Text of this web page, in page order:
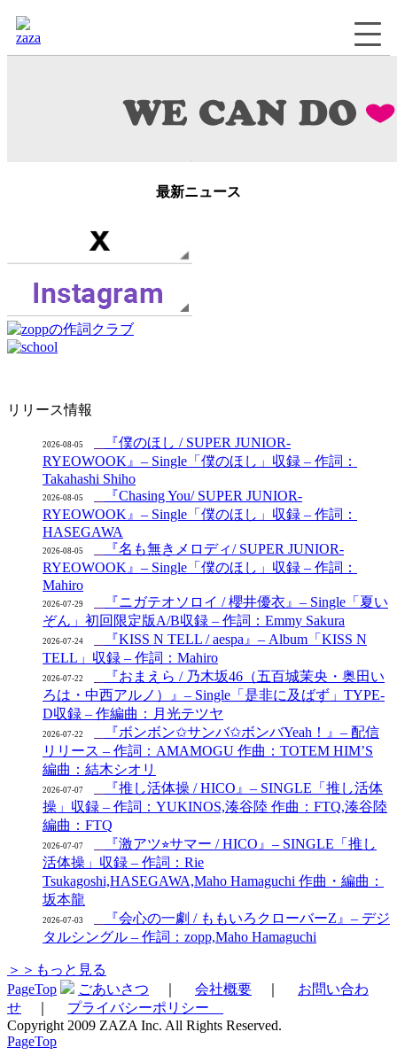
最新ニュース
リリース情報
2026-08-05
『僕のほし / SUPER JUNIOR-
RYEOWOOK』– Single「僕のほし」収録 – 作詞：
Takahashi Shiho
2026-08-05
『Chasing You/ SUPER JUNIOR-
RYEOWOOK』– Single「僕のほし」収録 – 作詞：
HASEGAWA
2026-08-05
『名も無きメロディ/ SUPER JUNIOR-
RYEOWOOK』– Single「僕のほし」収録 – 作詞：
Mahiro
2026-07-29
『ニガテオソロイ / 櫻井優衣』– Single「夏い
ぞん」初回限定版A/B収録 – 作詞：Emmy Sakura
2026-07-24
『KISS N TELL / aespa』– Album「KISS N
TELL」収録 – 作詞：Mahiro
2026-07-22
『おまえら / 乃木坂46（五百城茉央・奥田い
ろは・中西アルノ）』– Single「是非に及ばず」TYPE-
D収録 – 作編曲：月光テツヤ
2026-07-22
『ボンボン✩サンバ✩ボンバYeah！』– 配信
リリース – 作詞：AMAMOGU 作曲：TOTEM HIM’S
編曲：結木シオリ
2026-07-07
『推し活体操 / HICO』– SINGLE「推し活体
操」収録 – 作詞：YUKINOS,湊谷陸 作曲：FTQ,湊谷陸
編曲：FTQ
2026-07-07
『激アツ⭐︎サマー / HICO』– SINGLE「推し
活体操」収録 – 作詞：Rie
Tsukagoshi,HASEGAWA,Maho Hamaguchi 作曲・編曲：
坂本龍
2026-07-03
『会心の一劇 / ももいろクローバーZ』– デジ
タルシングル – 作詞：zopp,Maho Hamaguchi
＞＞もっと見る
PageTop
ごあいさつ 会社概要
お問い合わ
せ
プライバシーポリシー
Copyright 2009 ZAZA Inc. All Rights Reserved.
PageTop